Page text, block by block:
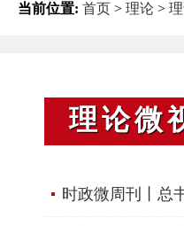
当前位置: 首页 > 理论 >
理论微
时政微周刊丨总